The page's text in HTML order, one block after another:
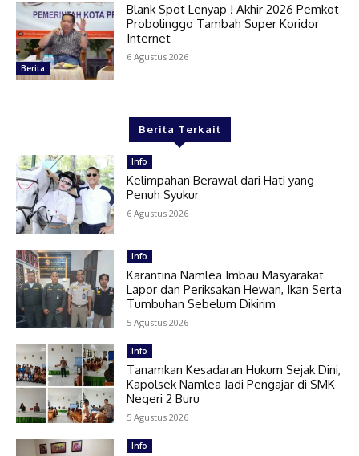
Berita
Blank Spot Lenyap ! Akhir 2026 Pemkot
Probolinggo Tambah Super Koridor
Internet
6 Agustus 2026
Berita Terkait
Info
Kelimpahan Berawal dari Hati yang
Penuh Syukur
6 Agustus 2026
Info
Karantina Namlea Imbau Masyarakat
Lapor dan Periksakan Hewan, Ikan Serta
Tumbuhan Sebelum Dikirim
5 Agustus 2026
Info
Tanamkan Kesadaran Hukum Sejak Dini,
Kapolsek Namlea Jadi Pengajar di SMK
Negeri 2 Buru
5 Agustus 2026
Info